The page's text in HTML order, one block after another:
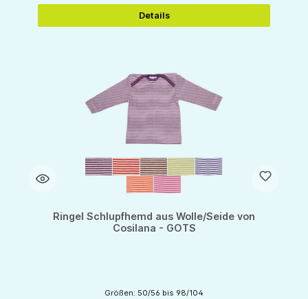
Details
Ringel Schlupfhemd aus Wolle/Seide von
Cosilana - GOTS
Größen: 50/56 bis 98/104